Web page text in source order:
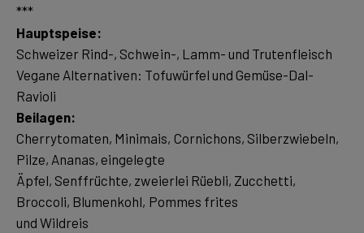
Hauptspeise:
Schweizer Rind-, Schwein-, Lamm- und Trutenfleisch
Vegane Alternativen: Tofuwürfel und Gemüse-Dal-
Beilagen:
Cherrytomaten, Minimais, Cornichons, Silberzwiebeln,
Pilze, Ananas, eingelegte
Äpfel, Senffrüchte, zweierlei Rüebli, Zucchetti,
Broccoli, Blumenkohl, Pommes frites